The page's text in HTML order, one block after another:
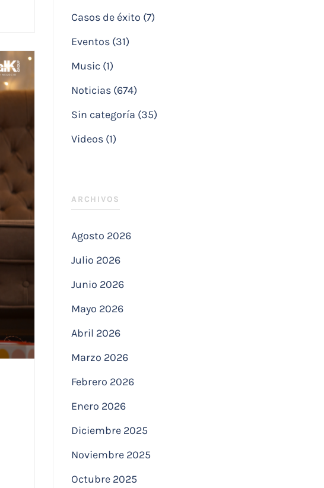
Casos de éxito (7)
Eventos (31)
Music (1)
Noticias (674)
Sin categoría (35)
Videos (1)
ARCHIVOS
Agosto 2026
Julio 2026
Junio 2026
Mayo 2026
Abril 2026
Marzo 2026
Febrero 2026
Enero 2026
Diciembre 2025
Noviembre 2025
Octubre 2025